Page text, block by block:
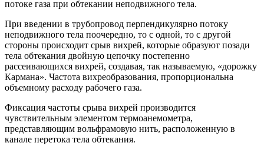
потоке газа при обтекании неподвижного тела.
При введении в трубопровод перпендикулярно потоку
неподвижного тела поочередно, то с одной, то с другой
стороны происходит срыв вихрей, которые образуют позади
тела обтекания двойную цепочку постепенно
рассеивающихся вихрей, создавая, так называемую, «дорожку
Кармана». Частота вихреобразования, пропорциональна
объемному расходу рабочего газа.
Фиксация частоты срыва вихрей производится
чувствительным элементом термоанемометра,
представляющим вольфрамовую нить, расположенную в
канале перетока тела обтекания.